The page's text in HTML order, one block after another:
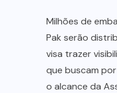
Milhões de
Pak serão
visa trazer
que buscam
o alcance da